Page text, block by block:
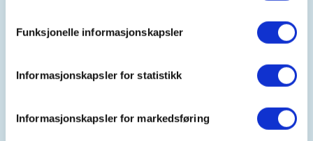
Funksjonelle informasjonskapsler
Informasjonskapsler for statistikk
Informasjonskapsler for markedsføring
(samt evt. grillredskap som pølsepinne) og
Mørketid = turtid!
Bli med Barnas turlag ut i den mørke årstiden!
Dagen etter at klokka er stilt til vintertid møtes vi